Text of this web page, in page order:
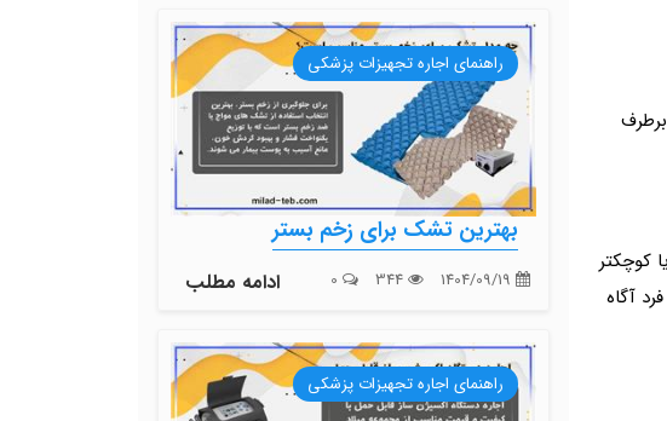
کوچکتر
آگاه
راهنمای اجاره تجهیزات پزشکی
بهترین تشک برای زخم بستر
ادامه مطلب
راهنمای اجاره تجهیزات پزشکی